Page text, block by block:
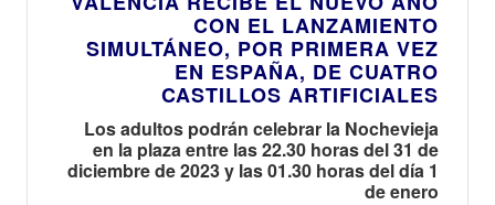
CON EL LANZAMIENTO
SIMULTÁNEO, POR PRIMERA VEZ
EN ESPAÑA, DE CUATRO
CASTILLOS ARTIFICIALES
Los adultos podrán celebrar la Nochevieja
en la plaza entre las 22.30 horas del 31 de
diciembre de 2023 y las 01.30 horas del día 1
de enero